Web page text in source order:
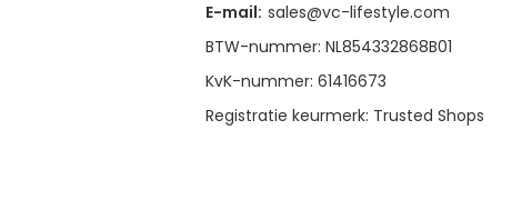
E-mail: sales@vc-lifestyle.com
BTW-nummer: NL854332868B01
KvK-nummer: 61416673
Registratie keurmerk: Trusted Shops